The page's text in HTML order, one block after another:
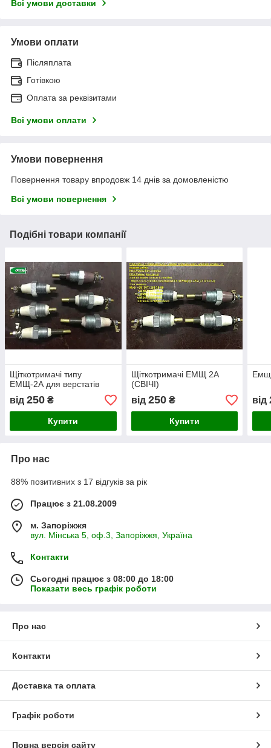
Всі умови доставки
Умови оплати
Післяплата
Готівкою
Оплата за реквізитами
Всі умови оплати
Умови повернення
Повернення товару впродовж 14 днів за домовленістю
Всі умови повернення
Подібні товари компанії
Щіткотримачі типу
ЕМЩ-2А для верстатів
від 250 ₴
Купити
Щіткотримачі ЕМЩ 2А
(СВІЧІ)
від 250₴
Купити
Емщ
від
Про нас
88% позитивних з 17 відгуків за рік
Працює з 21.08.2009
м. Запоріжжя
вул. Мінська 5, оф.3, Запоріжжя, Україна
Контакти
Сьогодні працює з 08:00 до 18:00
Показати весь графік роботи
Про нас
Контакти
Доставка та оплата
Графік роботи
Повна версія сайту